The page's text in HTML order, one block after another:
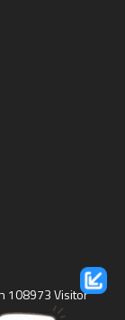
108973 Visitor